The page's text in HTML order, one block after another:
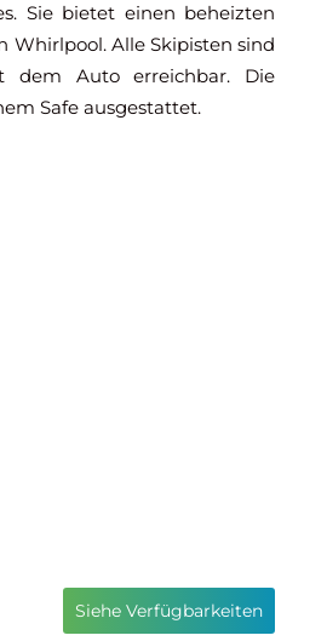
Sie bietet einen beheizten
Whirlpool. Alle Skipisten sind
dem Auto erreichbar. Die
Safe ausgestattet.
Siehe Verfügbarkeiten